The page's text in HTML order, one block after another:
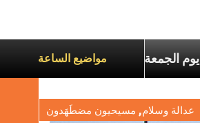
مواضيع الساعة
عناوين نشرة يوم الجمعة 7 آب 2026: السلام يُبنى بصبر يومًا بعد يوم
عدالة وسلام, مسيحيون مضطَهَدون